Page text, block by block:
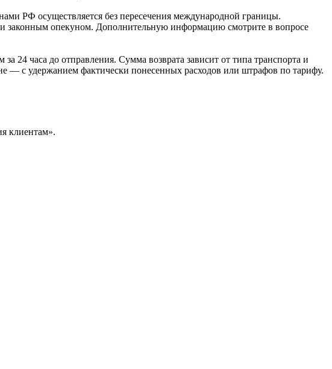
РФ осуществляется без пересечения международной границы.
законным опекуном. Дополнительную информацию смотрите в вопросе
24 часа до отправления. Сумма возврата зависит от типа транспорта и
с удержанием фактически понесенных расходов или штрафов по тарифу.
клиентам».